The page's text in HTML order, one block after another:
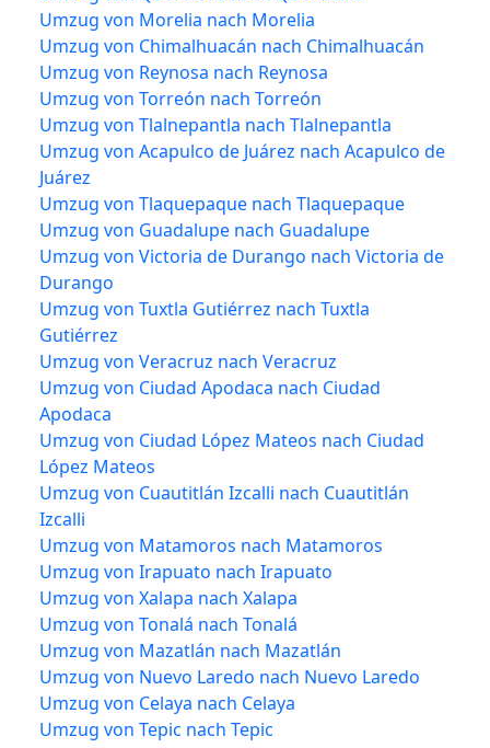
Umzug von Morelia nach Morelia
Umzug von Chimalhuacán nach Chimalhuacán
Umzug von Reynosa nach Reynosa
Umzug von Torreón nach Torreón
Umzug von Tlalnepantla nach Tlalnepantla
Umzug von Acapulco de Juárez nach Acapulco de
Juárez
Umzug von Tlaquepaque nach Tlaquepaque
Umzug von Guadalupe nach Guadalupe
Umzug von Victoria de Durango nach Victoria de
Durango
Umzug von Tuxtla Gutiérrez nach Tuxtla
Gutiérrez
Umzug von Veracruz nach Veracruz
Umzug von Ciudad Apodaca nach Ciudad
Apodaca
Umzug von Ciudad López Mateos nach Ciudad
López Mateos
Umzug von Cuautitlán Izcalli nach Cuautitlán
Izcalli
Umzug von Matamoros nach Matamoros
Umzug von Irapuato nach Irapuato
Umzug von Xalapa nach Xalapa
Umzug von Tonalá nach Tonalá
Umzug von Mazatlán nach Mazatlán
Umzug von Nuevo Laredo nach Nuevo Laredo
Umzug von Celaya nach Celaya
Umzug von Tepic nach Tepic